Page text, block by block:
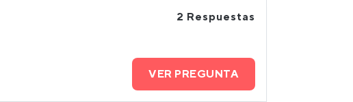
2 Respuestas
VER PREGUNTA